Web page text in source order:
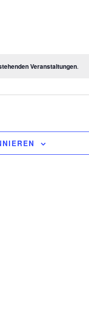
Veranstaltungen.